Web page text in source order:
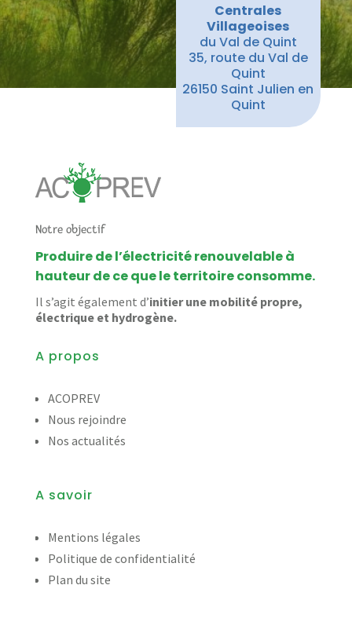
Centrales
Villageoises
du Val de Quint
35, route du Val de
Quint
26150 Saint Julien en
Quint
Notre objectif
Produire de l’électricité renouvelable à
hauteur de ce que le territoire consomme.
Il s’agit également d’initier une mobilité propre,
électrique et hydrogène.
A propos
ACOPREV
Nous rejoindre
Nos actualités
A savoir
Mentions légales
Politique de confidentialité
Plan du site